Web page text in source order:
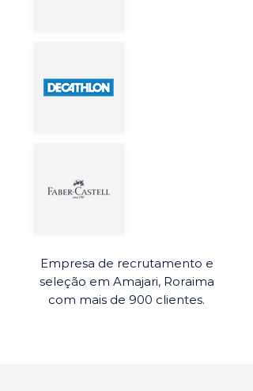
Empresa de recrutamento e
seleção em Amajari, Roraima
com mais de 900 clientes.